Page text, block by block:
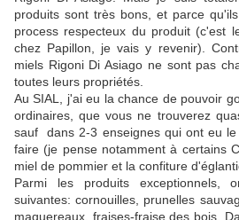
produits sont très bons, et parce
process respecteux du produit (c'est
chez Papillon, je vais y revenir).
miels Rigoni Di Asiago ne sont pas
toutes leurs propriétés.
Au SIAL, j'ai eu la chance de pouvoir
ordinaires, que vous ne trouverez
sauf dans 2-3 enseignes qui ont eu
faire (je pense notamment à certains
miel de pommier et la confiture
Parmi les produits exceptionnels,
suivantes: cornouilles, prunelles
maquereaux, fraises-fraise des bois.